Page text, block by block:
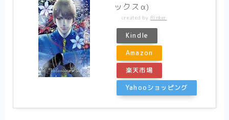
ックスα)
created by Rinker
Kindle
Amazon
楽天市場
Yahooショッピング